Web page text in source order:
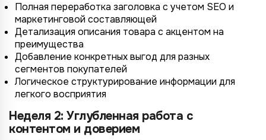
Полная переработка заголовка с учетом SEO и
маркетинговой составляющей
Детализация описания товара с акцентом на
преимущества
Добавление конкретных выгод для разных
сегментов покупателей
Логическое структурирование информации для
легкого восприятия
Неделя 2: Углубленная работа с
контентом и доверием